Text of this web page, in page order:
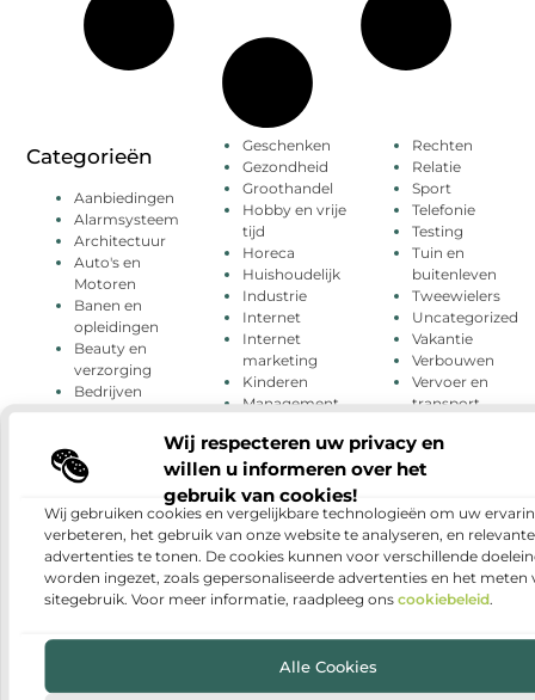
Wij respecteren uw privacy en
willen u informeren over het
gebruik van cookies!
Wij gebruiken cookies en vergelijkbare technologieën om uw
verbeteren, het gebruik van onze website te analyseren, en relevante
advertenties te tonen. De cookies kunnen voor verschillende
worden ingezet, zoals gepersonaliseerde advertenties en het meten
sitegebruik. Voor meer informatie, raadpleeg ons cookiebeleid.
Alle Cookies
Categorieën
Aanbiedingen
Alarmsysteem
Architectuur
Auto's en
Motoren
Banen en
opleidingen
Beauty en
verzorging
Bedrijven
Blog
Dienstverlening
Dieren
Electronica en
Computers
Energie
Entertainment
Eten en drinken
Financieel
Geschenken
Gezondheid
Groothandel
Hobby en vrije
tijd
Horeca
Huishoudelijk
Industrie
Internet
Internet
marketing
Kinderen
Management
Media
Meubels
Mobiliteit
Mode en
Kleding
Muziek
Onderwijs
Particuliere
Rechten
Relatie
Sport
Telefonie
Testing
Tuin en
buitenleven
Tweewielers
Uncategorized
Vakantie
Verbouwen
Vervoer en
transport
Winkelen
Woning en Tuin
Zakelijk
Zakelijke
dienstverlening
Zorg